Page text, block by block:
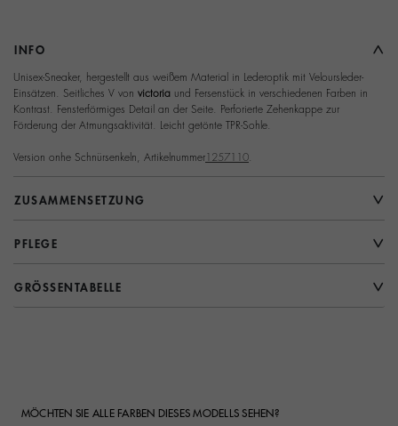
INFO
Unisex-Sneaker, hergestellt aus weißem Material in Lederoptik mit Veloursleder-
Einsätzen. Seitliches V von victoria und Fersenstück in verschiedenen Farben in
Kontrast. Fensterförmiges Detail an der Seite. Perforierte Zehenkappe zur
Förderung der Atmungsaktivität. Leicht getönte TPR-Sohle.
Version onhe Schnürsenkeln, Artikelnummer 1257110
ZUSAMMENSETZUNG
PFLEGE
GRÖSSENTABELLE
MÖCHTEN SIE ALLE FARBEN DIESES MODELLS SEHEN?